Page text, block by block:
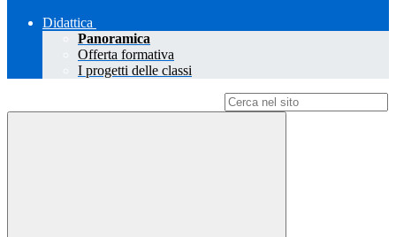
Didattica
Panoramica
Offerta formativa
I progetti delle classi